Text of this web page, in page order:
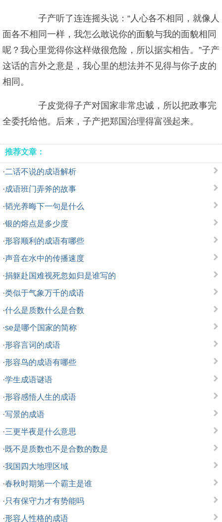
子产听了连连摇头说：“人心各不相同，就像人
面各不相同一样，我怎么敢说你的面貌与我的面貌相同
呢？我心里觉得你这样做很危险，所以据实相告。”子产
这话的言外之意是，我心里的想法并不见得与你子皮的
相同。
子皮觉得子产对国家非常忠诚，所以把政事完
全委托给他。后来，子产把郑国治理得富强起来。
推荐文章：
·二话不说的成语解析
·成语班门弄斧的故事
·韬光养晦下一句是什么
·银的熔点是多少度
·形容顺利的成语有哪些
·声音在水中的传播速度
·捐躯赴国难视死忽如归是谁写的
·类似于气象万千的成语
·什么是质数什么是合数
·se是哪个国家的简称
·形容言词的成语
·形容鸟的成语有哪些
·学生成语谜语
·形容感悟人生的成语
·写景的成语
·三更半夜是什么意思
·既不是质数也不是合数的数是
·我国四大地理区域
·春秋时期第一个霸主是谁
· 只有保守力才有势能吗
·形容人性格的成语